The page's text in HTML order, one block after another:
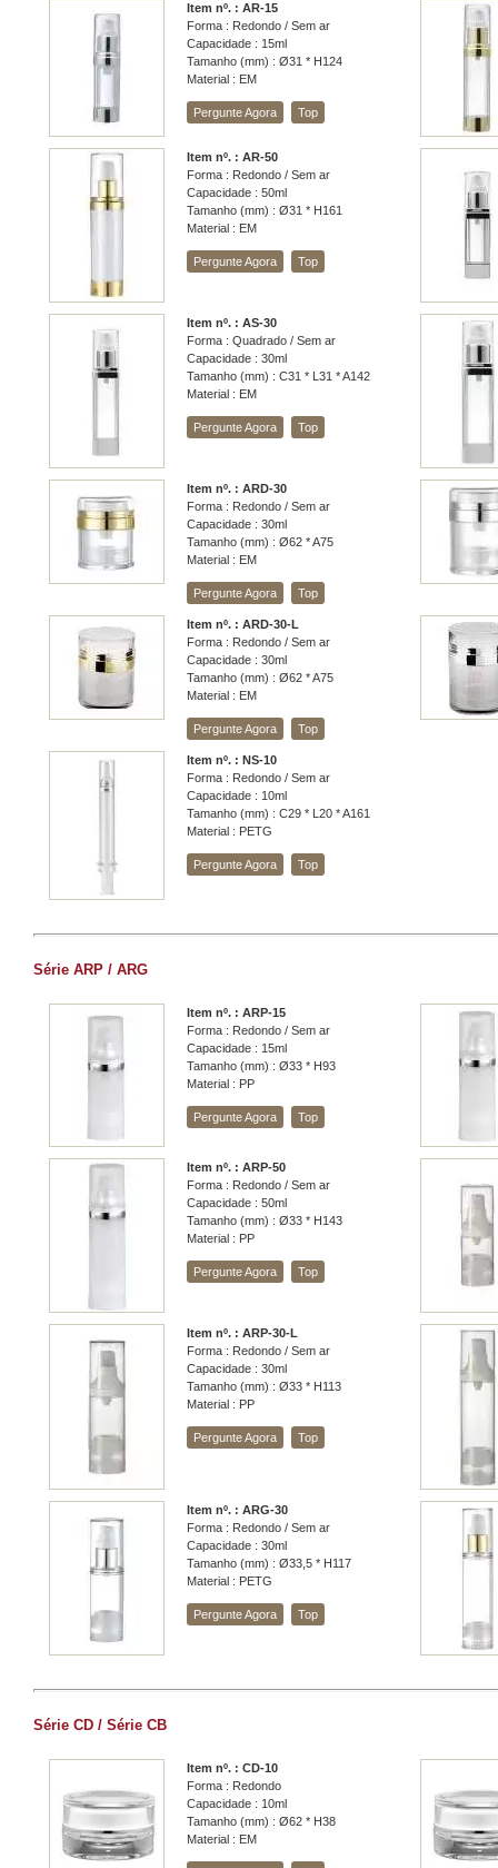
Item nº. : AR-15
Forma : Redondo / Sem ar
Capacidade : 15ml
Tamanho (mm) : Ø31 * H124
Material : EM
Pergunte Agora Top
Item nº. : AR-50
Forma : Redondo / Sem ar
Capacidade : 50ml
Tamanho (mm) : Ø31 * H161
Material : EM
Pergunte Agora Top
Item nº. : AS-30
Forma : Quadrado / Sem ar
Capacidade : 30ml
Tamanho (mm) : C31 * L31 * A142
Material : EM
Pergunte Agora Top
Item nº. : ARD-30
Forma : Redondo / Sem ar
Capacidade : 30ml
Tamanho (mm) : Ø62 * A75
Material : EM
Pergunte Agora Top
Item nº. : ARD-30-L
Forma : Redondo / Sem ar
Capacidade : 30ml
Tamanho (mm) : Ø62 * A75
Material : EM
Pergunte Agora Top
Item nº. : NS-10
Forma : Redondo / Sem ar
Capacidade : 10ml
Tamanho (mm) : C29 * L20 * A161
Material : PETG
Pergunte Agora Top
Série ARP / ARG
Item nº. : ARP-15
Forma : Redondo / Sem ar
Capacidade : 15ml
Tamanho (mm) : Ø33 * H93
Material : PP
Pergunte Agora Top
Item nº. : ARP-50
Forma : Redondo / Sem ar
Capacidade : 50ml
Tamanho (mm) : Ø33 * H143
Material : PP
Pergunte Agora Top
Item nº. : ARP-30-L
Forma : Redondo / Sem ar
Capacidade : 30ml
Tamanho (mm) : Ø33 * H113
Material : PP
Pergunte Agora Top
Item nº. : ARG-30
Forma : Redondo / Sem ar
Capacidade : 30ml
Tamanho (mm) : Ø33,5 * H117
Material : PETG
Pergunte Agora Top
Série CD / Série CB
Item nº. : CD-10
Forma : Redondo
Capacidade : 10ml
Tamanho (mm) : Ø62 * H38
Material : EM